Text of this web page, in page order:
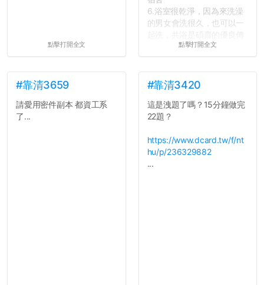
點擊打開全文
6.浴室很乾淨，因為來洗澡
的男女會洗很久，也可以一
舍房間，都歡迎留言讓我知
道...
點擊打開全文
#靠清3659
請愛用密件副本 都資工系
了...
#靠清3420
這是洩題了嗎？15分鐘做完
22題？
https://www.dcard.tw/f/nt
hu/p/236329882
...